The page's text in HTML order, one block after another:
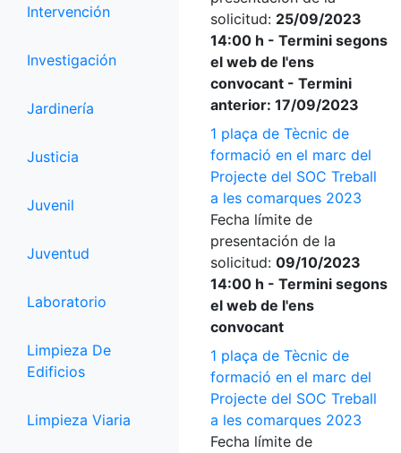
Intervención
Investigación
Jardinería
Justicia
Juvenil
Juventud
Laboratorio
Limpieza De
Edificios
Limpieza Viaria
solicitud: 25/09/2023
14:00 h - Termini segons
el web de l'ens
convocant - Termini
anterior: 17/09/2023
1 plaça de Tècnic de
formació en el marc del
Projecte del SOC Treball
a les comarques 2023
Fecha límite de
presentación de la
solicitud: 09/10/2023
14:00 h - Termini segons
el web de l'ens
convocant
1 plaça de Tècnic de
formació en el marc del
Projecte del SOC Treball
a les comarques 2023
Fecha límite de